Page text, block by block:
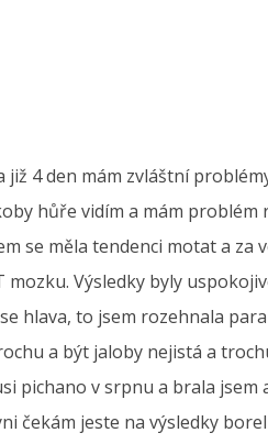
4 den mám zvláštní
hůře vidím a mám problém
se měla tendenci motat a za
Výsledky byly
hlava, to jsem rozehnala
a být jaloby nejistá a
pichano v srpnu a brala jsem
čekám jeste na výsledky